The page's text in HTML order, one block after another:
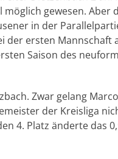
gewesen. Aber
in der
der ersten Mannschaft
Saison des
Zwar gelang
der Kreisliga
4. Platz änderte das